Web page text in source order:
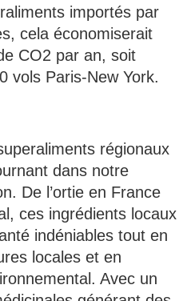
importés par
cela économiserait
CO2 par an, soit
vols Paris-New York.
régionaux
dans notre
De l’ortie en France
ces ingrédients locaux
indéniables tout en
locales et en
Avec un